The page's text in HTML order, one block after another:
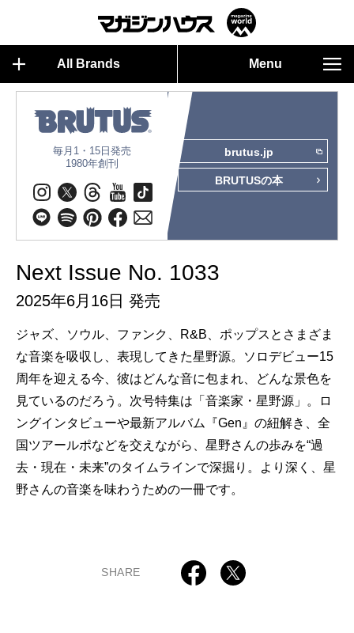
All Brands Menu
毎月1・15日発売
1980年創刊
brutus.jp
BRUTUSの本
Next Issue No. 1033
2025年6月16日 発売
ジャズ、ソウル、ファンク、R&B、ポップスとさまざま
な音楽を吸収し、表現してきた星野源。ソロデビュー15
周年を迎える今、彼はどんな音に包まれ、どんな景色を
見ているのだろう。次号特集は「音楽家・星野源」。ロ
ングインタビューや最新アルバム『Gen』の紐解き、全
国ツアールポなどを交えながら、星野さんの歩みを“過
去・現在・未来”のタイムラインで深掘り。より深く、星
野さんの音楽を味わうための一冊です。
SHARE